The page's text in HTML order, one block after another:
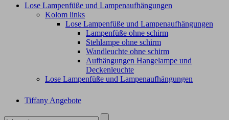
Lose Lampenfüße und Lampenaufhängungen
Kolom links
Lose Lampenfüße und Lampenaufhängungen
Lampenfüße ohne schirm
Stehlampe ohne schirm
Wandleuchte ohne schirm
Aufhängungen Hangelampe und
Deckenleuchte
Lose Lampenfüße und Lampenaufhängungen
Tiffany Angebote